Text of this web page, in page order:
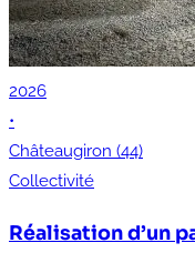
2026
•
Châteaugiron (44)
Collectivité
Réalisation d’un